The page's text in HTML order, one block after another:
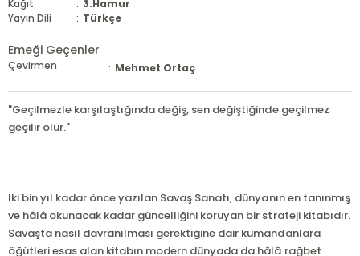
Kağıt
: 3.Hamur
Yayın Dili
: Türkçe
Emeği Geçenler
Çevirmen : Mehmet Ortaç
"Geçilmezle karşılaştığında değiş, sen değiştiğinde geçilmez
geçilir olur."
İki bin yıl kadar önce yazılan Savaş Sanatı, dünyanın en tanınmış
ve hâlâ okunacak kadar güncelliğini koruyan bir strateji kitabıdır.
Savaşta nasıl davranılması gerektiğine dair kumandanlara
öğütleri esas alan kitabın modern dünyada da hâlâ rağbet